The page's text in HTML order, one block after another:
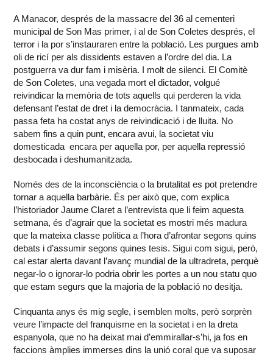
A Manacor, després de la massacre del 36 al cementeri
municipal de Son Mas primer, i al de Son Coletes després, el
terror i la por s’instauraren entre la població. Les purgues amb
oli de ricí per als dissidents estaven a l’ordre del dia. La
postguerra va dur fam i misèria. I molt de silenci. El Comitè
de Son Coletes, una vegada mort el dictador, volgué
reivindicar la memòria de tots aquells qui perderen la vida
defensant l’estat de dret i la democràcia. I tanmateix, cada
passa feta ha costat anys de reivindicació i de lluita. No
sabem fins a quin punt, encara avui, la societat viu
domesticada encara per aquella por, per aquella repressió
desbocada i deshumanitzada.
Només des de la inconsciència o la brutalitat es pot pretendre
tornar a aquella barbàrie. És per això que, com explica
l’historiador Jaume Claret a l’entrevista que li feim aquesta
setmana, és d’agrair que la societat es mostri més madura
que la mateixa classe política a l’hora d’afrontar segons quins
debats i d’assumir segons quines tesis. Sigui com sigui, però,
cal estar alerta davant l’avanç mundial de la ultradreta, perquè
negar-lo o ignorar-lo podria obrir les portes a un nou statu quo
que estam segurs que la majoria de la població no desitja.
Cinquanta anys és mig segle, i semblen molts, però sorprèn
veure l’impacte del franquisme en la societat i en la dreta
espanyola, que no ha deixat mai d’emmirallar-s’hi, ja fos en
faccions àmplies immerses dins la unió coral que va suposar